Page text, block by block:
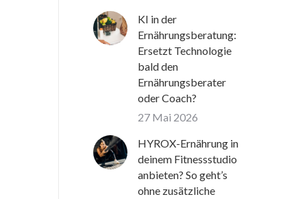
KI in der
Ernährungsberatung:
Ersetzt Technologie
bald den
Ernährungsberater
oder Coach?
27 Mai 2026
HYROX-Ernährung in
deinem Fitnessstudio
anbieten? So geht’s
ohne zusätzliche